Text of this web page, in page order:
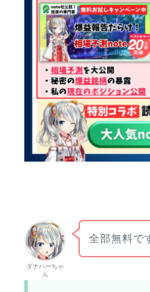
ダナハーちゃ
ん
全部無料で